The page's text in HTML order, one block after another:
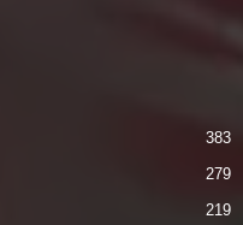
383
279
219